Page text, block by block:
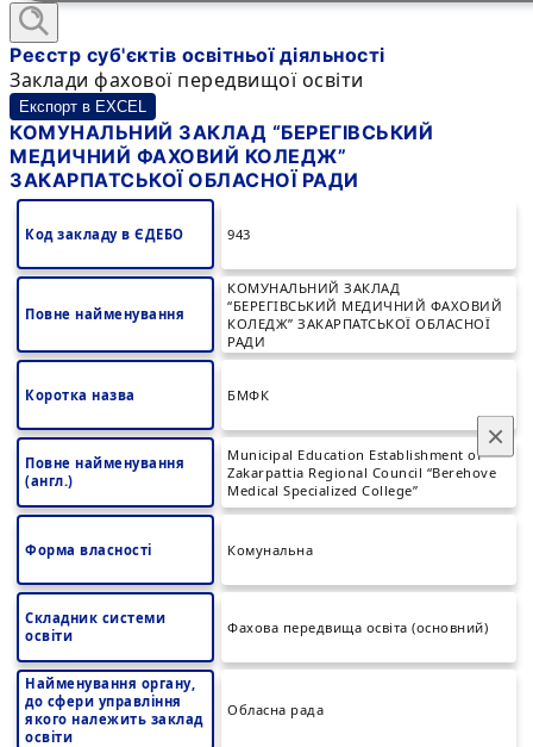
×
Реєстр суб'єктів освітньої діяльності
Заклади фахової передвищої освіти
Експорт в EXCEL
КОМУНАЛЬНИЙ ЗАКЛАД “БЕРЕГІВСЬКИЙ
МЕДИЧНИЙ ФАХОВИЙ КОЛЕДЖ”
ЗАКАРПАТСЬКОЇ ОБЛАСНОЇ РАДИ
Код закладу в ЄДЕБО 943
Повне найменування
КОМУНАЛЬНИЙ ЗАКЛАД
“БЕРЕГІВСЬКИЙ МЕДИЧНИЙ ФАХОВИЙ
КОЛЕДЖ” ЗАКАРПАТСЬКОЇ ОБЛАСНОЇ
РАДИ
Коротка назва БМФК
Повне найменування
(англ.)
Municipal Education Establishment of
Zakarpattia Regional Council “Berehove
Medical Specialized College”
Форма власності Комунальна
Складник системи
освіти
Фахова передвища освіта (основний)
Найменування органу,
до сфери управління
якого належить заклад
освіти
Обласна рада